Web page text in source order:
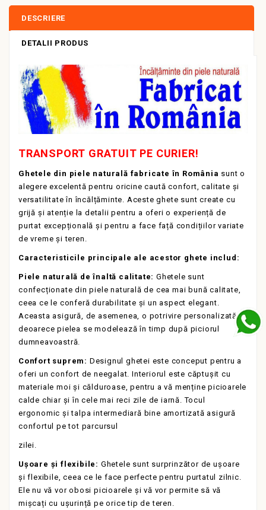
DESCRIERE
DETALII PRODUS
TRANSPORT GRATUIT PE CURIER!
Ghetele din piele naturală fabricate în România sunt o
alegere excelentă pentru oricine caută confort, calitate și
versatilitate în încălțăminte. Aceste ghete sunt create cu
grijă și atenție la detalii pentru a oferi o experiență de
purtat excepțională și pentru a face față condițiilor variate
de vreme și teren.
Caracteristicile principale ale acestor ghete includ:
Piele naturală de înaltă calitate: Ghetele sunt
confecționate din piele naturală de cea mai bună calitate,
ceea ce le conferă durabilitate și un aspect elegant.
Aceasta asigură, de asemenea, o potrivire personalizată,
deoarece pielea se modelează în timp după piciorul
dumneavoastră.
Confort suprem: Designul ghetei este conceput pentru a
oferi un confort de neegalat. Interiorul este căptușit cu
materiale moi și călduroase, pentru a vă menține picioarele
calde chiar și în cele mai reci zile de iarnă. Tocul
ergonomic și talpa intermediară bine amortizată asigură
confortul pe tot parcursul
zilei.
Ușoare și flexibile: Ghetele sunt surprinzător de ușoare
și flexibile, ceea ce le face perfecte pentru purtatul zilnic.
Ele nu vă vor obosi picioarele și vă vor permite să vă
mișcați cu ușurință pe orice tip de teren.